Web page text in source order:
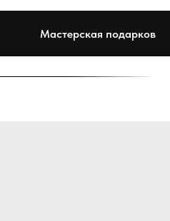
Мастерская подарков